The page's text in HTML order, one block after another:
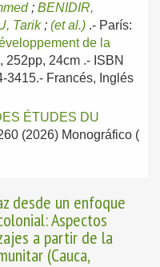
; BENIDIR,
Tarik; (et al.) .- París:
de la
252pp, 24cm .- ISBN
3415.- Francés, Inglés
ÉTUDES DU
(2026) Monográfico (
desde un enfoque
Aspectos
a partir de la
(Cauca,